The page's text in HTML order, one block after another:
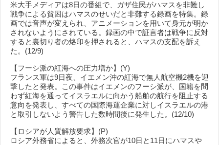
米大手メディアは8日の番組で、ガザ住民がハマスを非難し
戦争による貧困はハマスのせいだと非難する録画を特集。録
画では音声が変えられ、アニメーションを用いて身元が明か
されないようにされている。録画の中で証言者は戦争に反対
すると裏切り者の烙印を押されると、ハマスの支配を訴え
た。(12/9)
【フーシ派の紅海への圧力増か】(Y)
フランス軍は9日夜、イエメン沖の紅海で無人航空機2機を迎
撃したと発表。この事件はイエメンのフーシ派が、国籍を問
わず紅海を通ってイスラエルに向かう船舶の航行を阻止する
意向を発表し、すべての国際海運企業に対しイスラエルの港
と取引しないよう警告した数時間後に発生した。(12/10)
【ロシアが人質解放要求】(P)
ロシア外務省によると、外務次官が10日と11日にハマスや